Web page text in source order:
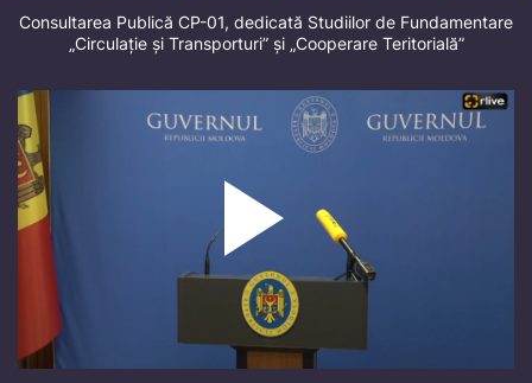
Consultarea Publică CP-01, dedicată Studiilor de Fundamentare
„Circulație și Transporturi” și „Cooperare Teritorială”